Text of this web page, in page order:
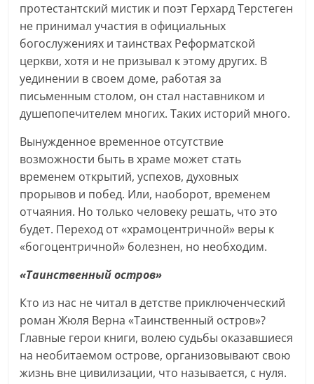
протестантский мистик и поэт Герхард Терстеген
не принимал участия в официальных
богослужениях и таинствах Реформатской
церкви, хотя и не призывал к этому других. В
уединении в своем доме, работая за
письменным столом, он стал наставником и
душепопечителем многих. Таких историй много.
Вынужденное временное отсутствие
возможности быть в храме может стать
временем открытий, успехов, духовных
прорывов и побед. Или, наоборот, временем
отчаяния. Но только человеку решать, что это
будет. Переход от «храмоцентричной» веры к
«богоцентричной» болезнен, но необходим.
«Таинственный остров»
Кто из нас не читал в детстве приключенческий
роман Жюля Верна «Таинственный остров»?
Главные герои книги, волею судьбы оказавшиеся
на необитаемом острове, организовывают свою
жизнь вне цивилизации, что называется, с нуля.